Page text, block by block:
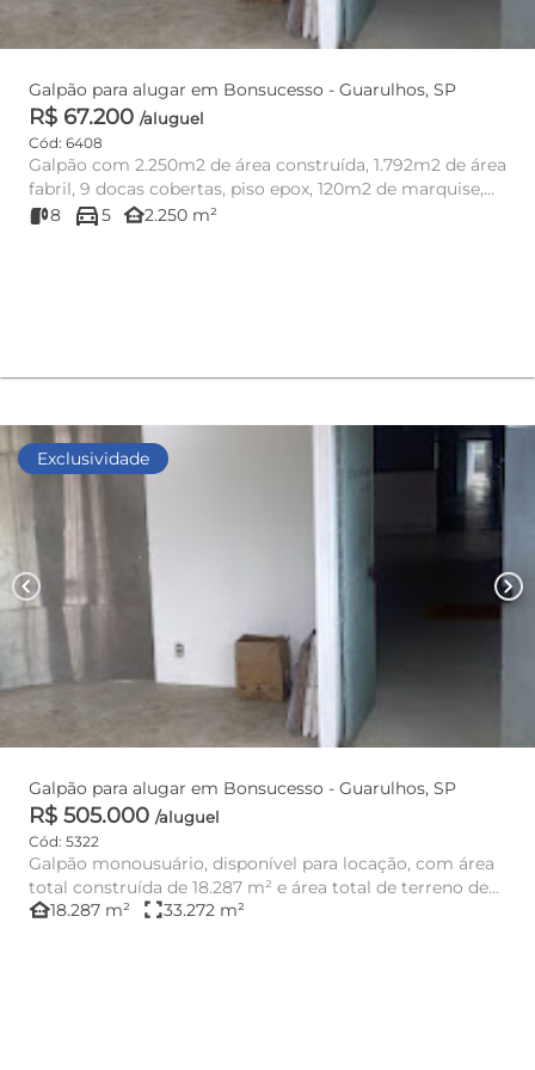
Galpão para alugar em Bonsucesso - Guarulhos, SP
R$ 67.200 /aluguel
Cód: 6408
Galpão com 2.250m2 de área construída, 1.792m2 de área
fabril, 9 docas cobertas, piso epox, 120m2 de marquise,
128m2 de...
8 directions_car5 other_houses2.250 m²
Exclusividade
chevron_left chevron_right
Galpão para alugar em Bonsucesso - Guarulhos, SP
R$ 505.000 /aluguel
Cód: 5322
Galpão monousuário, disponível para locação, com área
total construída de 18.287 m² e área total de terreno de
33.280 m²...
other_houses18.287 m² fullscreen33.272 m²